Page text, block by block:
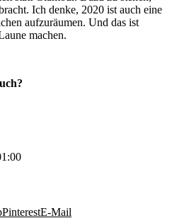
Ich denke, 2020 ist auch eine
aufzuräumen. Und das ist
machen.
PinterestE-Mail